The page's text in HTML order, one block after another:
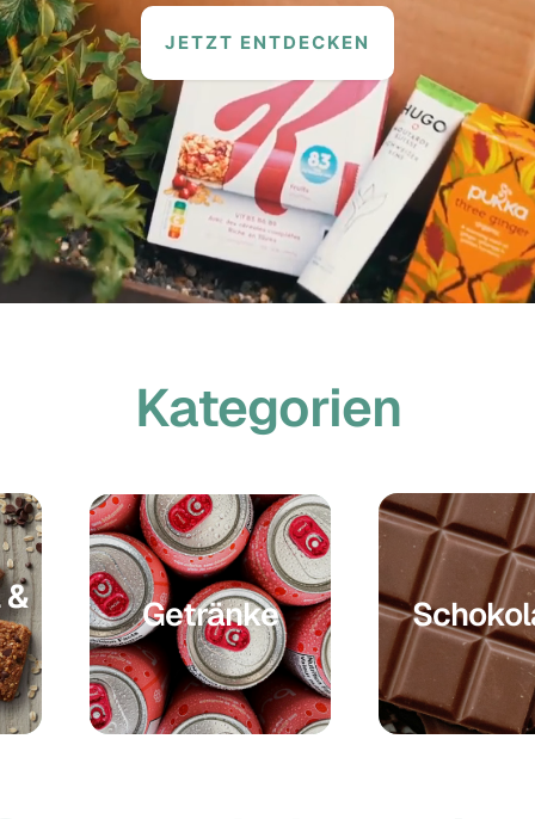
JETZT ENTDECKEN
Kategorien
Getränke